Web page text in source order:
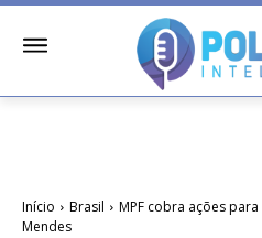
Início Brasil
MPF cobra ações
Mendes